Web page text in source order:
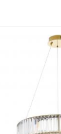
Подвесной
Modestyle
MS.3710.600 BS
46 200 руб.
36 960